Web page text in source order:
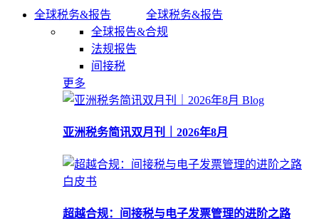
全球税务&报告
全球税务&报告
全球报告&合规
法规报告
间接税
更多
Blog
亚洲税务简讯双月刊｜2026年8月
白皮书
超越合规：间接税与电⼦发票管理的进阶之路